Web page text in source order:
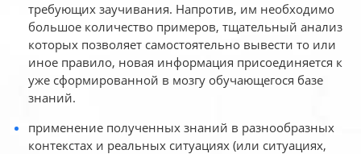
требующих заучивания. Напротив, им необходимо
большое количество примеров, тщательный анализ
которых позволяет самостоятельно вывести то или
иное правило, новая информация присоединяется к
уже сформированной в мозгу обучающегося базе
знаний.
применение полученных знаний в разнообразных
контекстах и реальных ситуациях (или ситуациях,